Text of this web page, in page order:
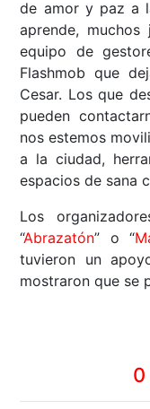
de amor y paz a
aprende,
equipo de
Flashmob que
Cesar. Los que
pueden
nos estemos
a la ciudad,
espacios de sana
Los
“Abrazatón” o “
tuvieron un
mostraron que se
0